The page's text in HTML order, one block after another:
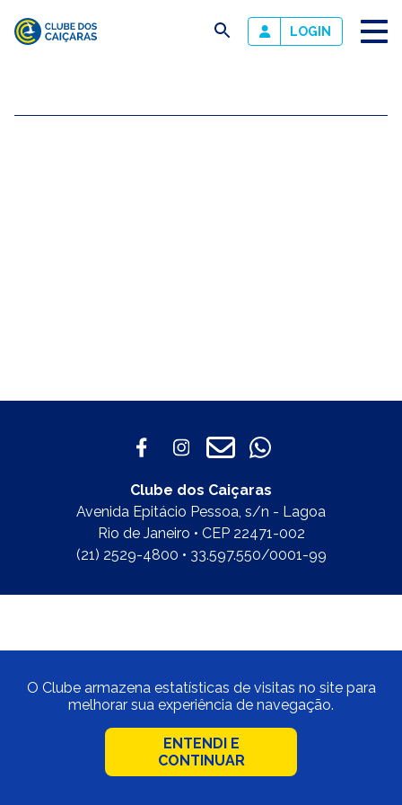
Caiçaras
busca LOGIN
Clube dos Caiçaras
Avenida Epitácio Pessoa, s/n - Lagoa
Rio de Janeiro • CEP 22471-002
(21) 2529-4800 • 33.597.550/0001-99
O Clube armazena estatísticas de visitas no site para
melhorar sua experiência de navegação.
ENTENDI E
CONTINUAR